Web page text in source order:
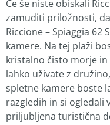
Če še niste obiskali
zamuditi priložnosti,
Riccione – Spiaggia
kamere. Na tej plaži
kristalno čisto morje
lahko uživate z
spletne kamere boste
razgledih in si ogledali
priljubljena turistična